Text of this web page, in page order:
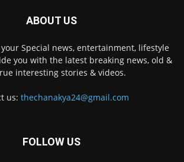
ABOUT US
Special news, entertainment, lifestyle
you with the latest breaking news, old &
interesting stories & videos.
us: thechanakya24@gmail.com
FOLLOW US